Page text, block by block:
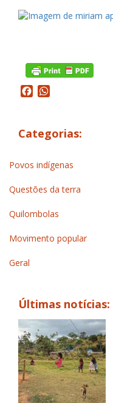
Facebook
Categorias:
Povos indígenas
Questões da terra
Quilombolas
Movimento popular
Geral
Últimas notícias: